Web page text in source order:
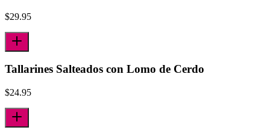
$29.95
Tallarines Salteados con Lomo de Cerdo
$24.95